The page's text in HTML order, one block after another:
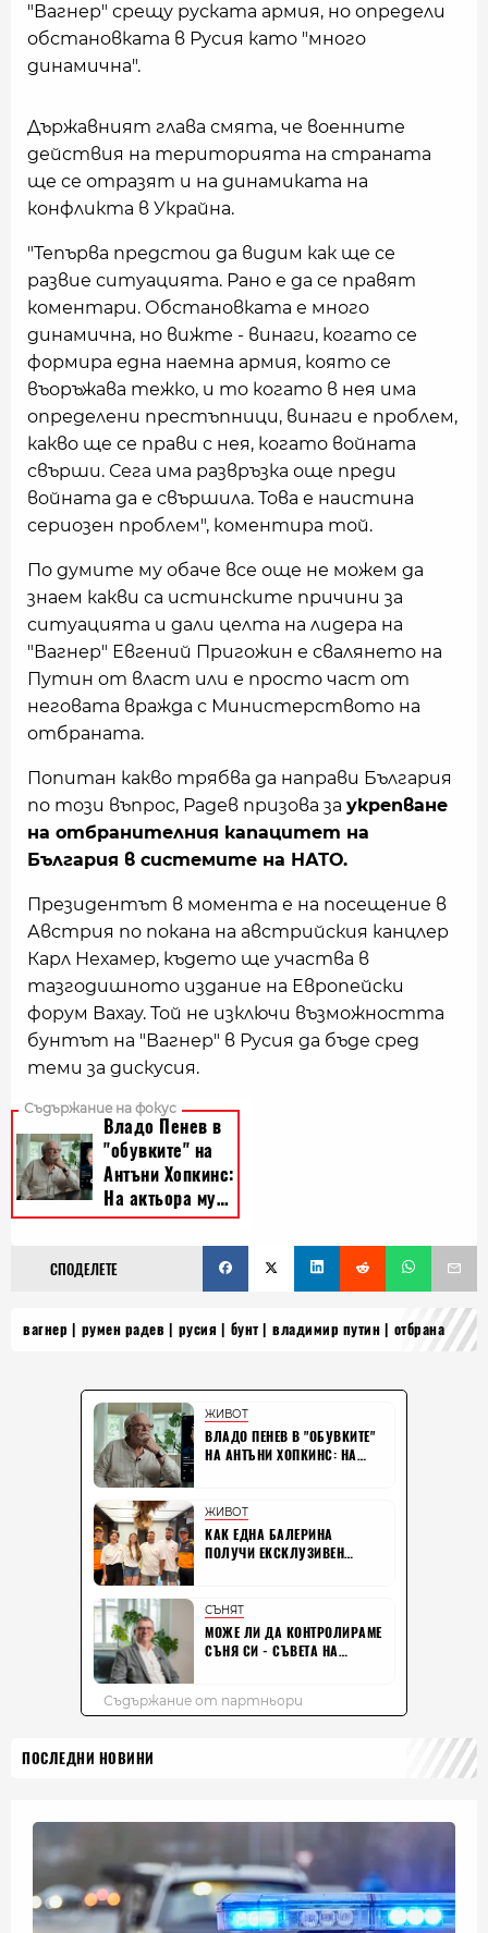
"Вагнер" срещу руската армия, но определи
обстановката в Русия като "много
динамична".
Държавният глава смята, че военните
действия на територията на страната
ще се отразят и на динамиката на
конфликта в Украйна.
"Тепърва предстои да видим как ще се
развие ситуацията. Рано е да се правят
коментари. Обстановката е много
динамична, но вижте - винаги, когато се
формира една наемна армия, която се
въоръжава тежко, и то когато в нея има
определени престъпници, винаги е проблем,
какво ще се прави с нея, когато войната
свърши. Сега има развръзка още преди
войната да е свършила. Това е наистина
сериозен проблем", коментира той.
По думите му обаче все още не можем да
знаем какви са истинските причини за
ситуацията и дали целта на лидера на
"Вагнер" Евгений Пригожин е свалянето на
Путин от власт или е просто част от
неговата вражда с Министерството на
отбраната.
Попитан какво трябва да направи България
по този въпрос, Радев призова за укрепване
на отбранителния капацитет на
България в системите на НАТО.
Президентът в момента е на посещение в
Австрия по покана на австрийския канцлер
Карл Нехамер, където ще участва в
тазгодишното издание на Европейски
форум Вахау. Той не изключи възможността
бунтът на "Вагнер" в Русия да бъде сред
теми за дискусия.
СПОДЕЛЕТЕ
вагнер румен радев русия бунт владимир путин отбрана
ПОСЛЕДНИ НОВИНИ